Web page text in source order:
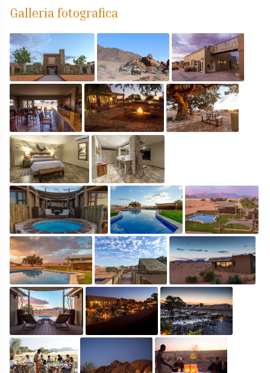
Galleria fotografica